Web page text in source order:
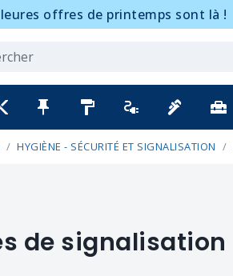
offres de printemps sont là !
push_pin format_paint electrical_services plumbing home_repair_service
HYGIÈNE - SÉCURITÉ ET SIGNALISATION
de signalisation